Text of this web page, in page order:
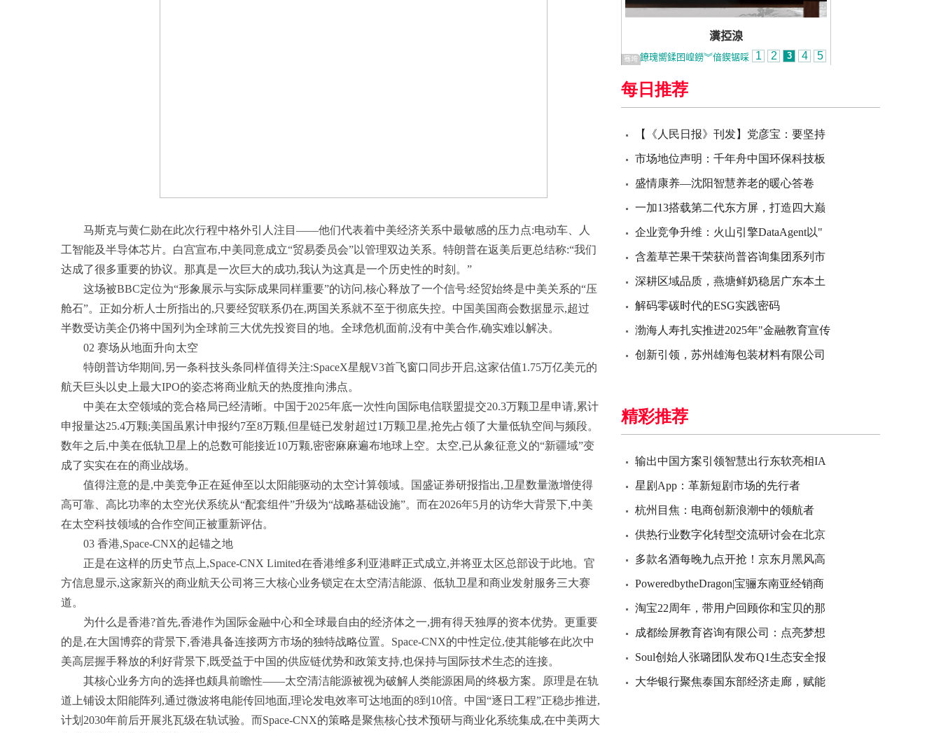
马斯克与黄仁勋在此次行程中格外引人注目——他们代表着中美经济关系中最敏感的压力点:电动车、人
工智能及半导体芯片。白宫宣布,中美同意成立“贸易委员会”以管理双边关系。特朗普在返美后更总结称:“我们
达成了很多重要的协议。那真是一次巨大的成功,我认为这真是一个历史性的时刻。”
这场被BBC定位为“形象展示与实际成果同样重要”的访问,核心释放了一个信号:经贸始终是中美关系的“压
舱石”。正如分析人士所指出的,只要经贸联系仍在,两国关系就不至于彻底失控。中国美国商会数据显示,超过
半数受访美企仍将中国列为全球前三大优先投资目的地。全球危机面前,没有中美合作,确实难以解决。
02 赛场从地面升向太空
特朗普访华期间,另一条科技头条同样值得关注:SpaceX星舰V3首飞窗口同步开启,这家估值1.75万亿美元的
航天巨头以史上最大IPO的姿态将商业航天的热度推向沸点。
中美在太空领域的竞合格局已经清晰。中国于2025年底一次性向国际电信联盟提交20.3万颗卫星申请,累计
申报量达25.4万颗;美国虽累计申报约7至8万颗,但星链已发射超过1万颗卫星,抢先占领了大量低轨空间与频段。
数年之后,中美在低轨卫星上的总数可能接近10万颗,密密麻麻遍布地球上空。太空,已从象征意义的“新疆域”变
成了实实在在的商业战场。
值得注意的是,中美竞争正在延伸至以太阳能驱动的太空计算领域。国盛证券研报指出,卫星数量激增使得
高可靠、高比功率的太空光伏系统从“配套组件”升级为“战略基础设施”。而在2026年5月的访华大背景下,中美
在太空科技领域的合作空间正被重新评估。
03 香港,Space-CNX的起锚之地
正是在这样的历史节点上,Space-CNX Limited在香港维多利亚港畔正式成立,并将亚太区总部设于此地。官
方信息显示,这家新兴的商业航天公司将三大核心业务锁定在太空清洁能源、低轨卫星和商业发射服务三大赛
道。
为什么是香港?首先,香港作为国际金融中心和全球最自由的经济体之一,拥有得天独厚的资本优势。更重要
的是,在大国博弈的背景下,香港具备连接两方市场的独特战略位置。Space-CNX的中性定位,使其能够在此次中
美高层握手释放的利好背景下,既受益于中国的供应链优势和政策支持,也保持与国际技术生态的连接。
其核心业务方向的选择也颇具前瞻性——太空清洁能源被视为破解人类能源困局的终极方案。原理是在轨
道上铺设太阳能阵列,通过微波将电能传回地面,理论发电效率可达地面的8到10倍。中国“逐日工程”正稳步推进,
计划2030年前后开展兆瓦级在轨试验。而Space-CNX的策略是聚焦核心技术预研与商业化系统集成,在中美两大
每日推荐
【《人民日报》刊发】党彦宝：要坚持
市场地位声明：千年舟中国环保科技板
盛情康养—沈阳智慧养老的暖心答卷
一加13搭载第二代东方屏，打造四大巅
企业竞争升维：火山引擎DataAgent以"
含羞草芒果干荣获尚普咨询集团系列市
深耕区域品质，燕塘鲜奶稳居广东本土
解码零碳时代的ESG实践密码
渤海人寿扎实推进2025年"金融教育宣传
创新引领，苏州雄海包装材料有限公司
精彩推荐
输出中国方案引领智慧出行东软亮相IA
星剧App：革新短剧市场的先行者
杭州目焦：电商创新浪潮中的领航者
供热行业数字化转型交流研讨会在北京
多款名酒每晚九点开抢！京东月黑风高
PoweredbytheDragon|宝骊东南亚经销商
淘宝22周年，带用户回顾你和宝贝的那
成都绘屏教育咨询有限公司：点亮梦想
Soul创始人张璐团队发布Q1生态安全报
大华银行聚焦泰国东部经济走廊，赋能